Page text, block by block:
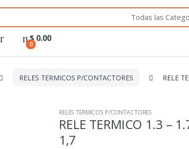
0
$ 0.00
RELES TERMICOS P/CONTACTORES
RELE
RELES TERMICOS P/CONTACTORES
RELE TERMICO 1.3 –
1,7